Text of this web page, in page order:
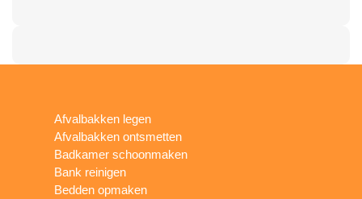
Afvalbakken legen
Afvalbakken ontsmetten
Badkamer schoonmaken
Bank reinigen
Bedden opmaken